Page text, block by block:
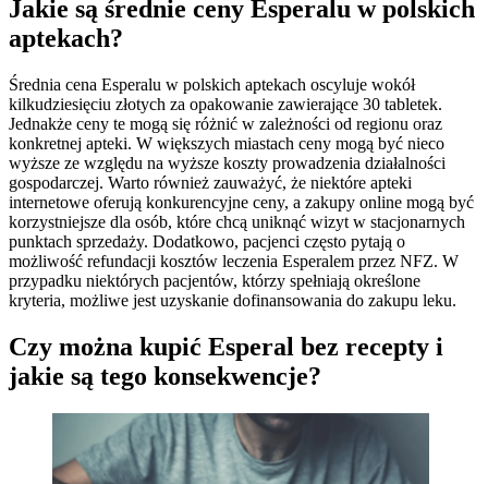
Jakie są średnie ceny Esperalu w polskich
aptekach?
Średnia cena Esperalu w polskich aptekach oscyluje wokół
kilkudziesięciu złotych za opakowanie zawierające 30 tabletek.
Jednakże ceny te mogą się różnić w zależności od regionu oraz
konkretnej apteki. W większych miastach ceny mogą być nieco
wyższe ze względu na wyższe koszty prowadzenia działalności
gospodarczej. Warto również zauważyć, że niektóre apteki
internetowe oferują konkurencyjne ceny, a zakupy online mogą być
korzystniejsze dla osób, które chcą uniknąć wizyt w stacjonarnych
punktach sprzedaży. Dodatkowo, pacjenci często pytają o
możliwość refundacji kosztów leczenia Esperalem przez NFZ. W
przypadku niektórych pacjentów, którzy spełniają określone
kryteria, możliwe jest uzyskanie dofinansowania do zakupu leku.
Czy można kupić Esperal bez recepty i
jakie są tego konsekwencje?